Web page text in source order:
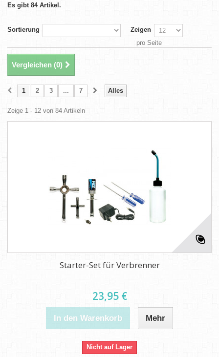
Es gibt 84 Artikel.
Sortierung
Zeigen
pro Seite
Vergleichen (0)
Alles
1 2 3 ... 7
Zeige 1 - 12 von 84 Artikeln
Starter-Set für Verbrenner
23,95 €
In den Warenkorb Mehr
Nicht auf Lager